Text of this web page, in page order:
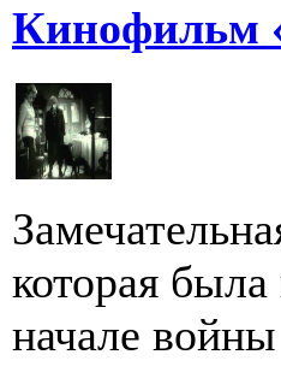
Кинофильм
которая
начале